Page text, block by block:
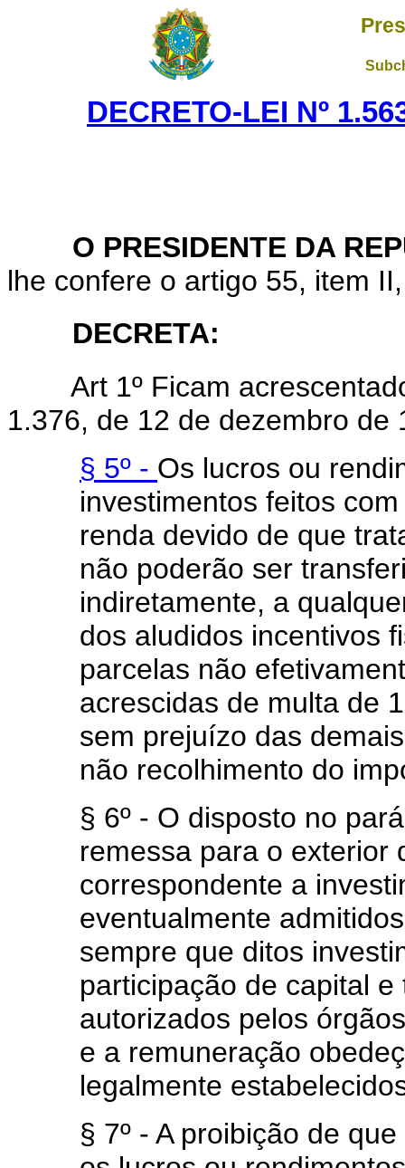
DECRETO-LEI Nº
O PRESIDENTE DA
lhe confere o artigo 55, item
DECRETA:
Art 1º Ficam
1.376, de 12 de dezembro
§ 5º - Os lucros ou
investimentos feitos
renda devido de que
não poderão ser
indiretamente, a
dos aludidos incentivos
parcelas não
acrescidas de multa de
sem prejuízo das
não recolhimento do
§ 6º - O disposto no
remessa para o exterior
correspondente a
eventualmente
sempre que ditos
participação de capital
autorizados pelos
e a remuneração
legalmente
§ 7º - A proibição de